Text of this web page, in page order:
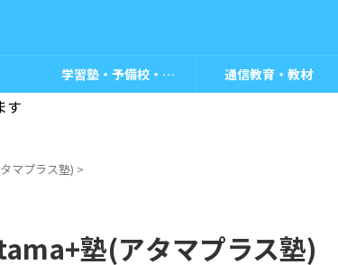
学習塾・予備校・教室 通信教育・教材
す
マプラス塾) >
塾(アタマプラス塾)